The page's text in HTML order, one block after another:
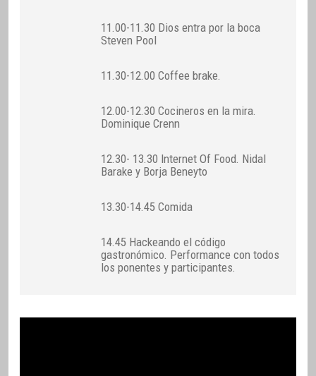
11.00-11.30 Dios entra por la boca
Steven Pool
11.30-12.00 Coffee brake.
12.00-12.30 Cocineros en la mira.
Dominique Crenn
12.30- 13.30 Internet Of Food. Nidal
Barake y Borja Beneyto
13.30-14.45 Comida
14.45 Hackeando el código
gastronómico. Performance con todos
los ponentes y participantes.